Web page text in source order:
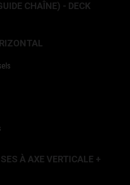
CHAÎNE) - DECK
À AXE VERTICALE +